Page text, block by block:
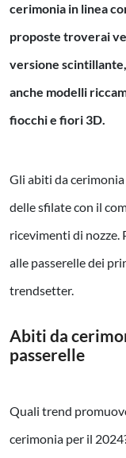
cerimonia in linea
proposte troverai
versione
anche modelli
fiocchi e fiori 3D.
Gli abiti da
delle sfilate con il
ricevimenti di nozze.
alle passerelle dei
trendsetter.
Abiti da
passerelle
Quali trend
cerimonia per il